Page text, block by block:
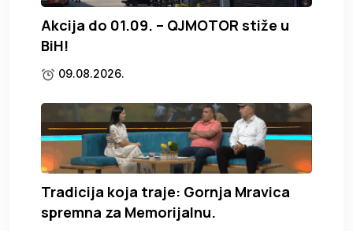
Akcija do 01.09. – QJMOTOR stiže u
BiH!
09.08.2026.
Tradicija koja traje: Gornja Mravica
spremna za Memorijalnu.